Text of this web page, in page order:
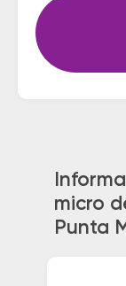
micro
Punta